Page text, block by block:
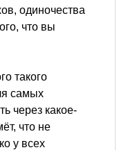
одиночества
что вы
такого
самых
через какое-
что не
у всех